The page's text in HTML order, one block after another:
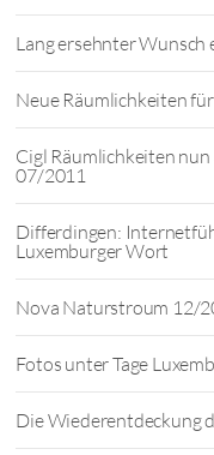
Lang ersehnter
Neue Räumlichkeiten
Cigl Räumlichkeiten
07/2011
Differdingen:
Luxemburger Wort
Nova Naturstroum 12/
Fotos unter Tage
Die Wiederentdeckung